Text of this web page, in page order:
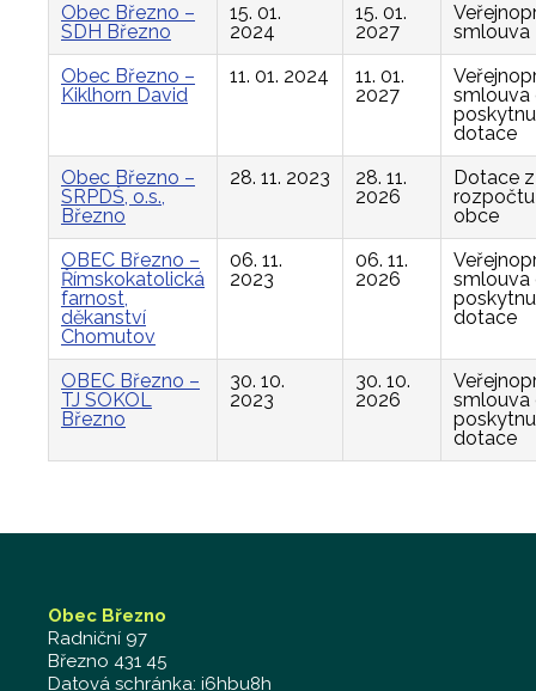
Obec Březno –
SDH Březno
15. 01.
2024
15. 01.
2027
smlouva
Obec Březno –
Kiklhorn David
11. 01. 2024
11. 01.
2027
smlouva
dotace
Obec Březno –
SRPDŠ, o.s.,
Březno
28. 11. 2023
28. 11.
2026
Dotace z
rozpočtu
obce
OBEC Březno –
Římskokatolická
farnost,
děkanství
Chomutov
06. 11.
2023
06. 11.
2026
smlouva
dotace
OBEC Březno –
TJ SOKOL
Březno
30. 10.
2023
30. 10.
2026
smlouva
dotace
Obec Březno
Radniční 97
Březno 431 45
Datová schránka: i6hbu8h